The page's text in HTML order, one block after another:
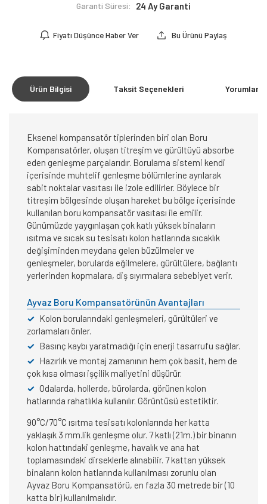
Garanti Süresi: 24 Ay Garanti
Fiyatı Düşünce Haber Ver Bu Ürünü Paylaş
Ürün Bilgisi Taksit Seçenekleri Yorumlar
Eksenel kompansatör tiplerinden biri olan Boru
Kompansatörler, oluşan titreşim ve gürültüyü absorbe
eden genleşme parçalarıdır. Borulama sistemi kendi
içerisinde muhtelif genleşme bölümlerine ayrılarak
sabit noktalar vasıtası ile izole edilirler. Böylece bir
titreşim bölgesinde oluşan hareket bu bölge içerisinde
kullanılan boru kompansatör vasıtası ile emilir.
Günümüzde yaygınlaşan çok katlı yüksek binaların
ısıtma ve sıcak su tesisatı kolon hatlarında sıcaklık
değişiminden meydana gelen büzülmeler ve
genleşmeler, borularda eğilmelere, gürültülere, bağlantı
yerlerinden kopmalara, diş sıyırmalara sebebiyet verir.
Ayvaz Boru Kompansatörünün Avantajları
✓ Kolon borularındaki genleşmeleri, gürültüleri ve
zorlamaları önler.
✓ Basınç kaybı yaratmadığı için enerji tasarrufu sağlar.
✓ Hazırlık ve montaj zamanının hem çok basit, hem de
çok kısa olması işçilik maliyetini düşürür.
✓ Odalarda, hollerde, bürolarda, görünen kolon
hatlarında rahatlıkla kullanılır. Görüntüsü estetiktir.
90°C/70°C ısıtma tesisatı kolonlarında her katta
yaklaşık 3 mm.lik genleşme olur. 7 katlı (21m.) bir binanın
kolon hattındaki genleşme, havalık ve ana hat
toplamasındaki dirseklerle alınabilir. 7 kattan yüksek
binaların kolon hatlarında kullanılması zorunlu olan
Ayvaz Boru Kompansatörü, en fazla 30 metrede bir (10
katta bir) kullanılmalıdır.